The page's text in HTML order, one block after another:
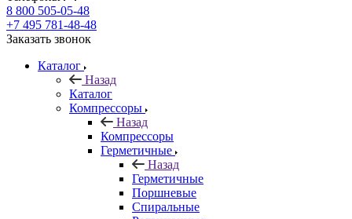
8 800 505-05-48
+7 495 781-48-48
Заказать звонок
Каталог
Назад
Каталог
Компрессоры
Назад
Компрессоры
Герметичные
Назад
Герметичные
Поршневые
Спиральные